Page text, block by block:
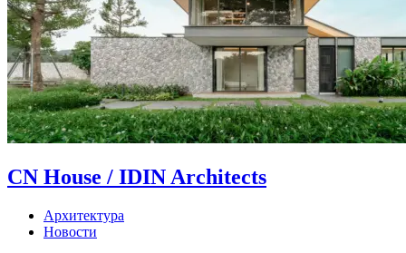
CN House / IDIN Architects
Архитектура
Новости